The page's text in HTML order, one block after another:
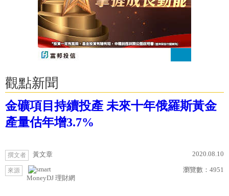
觀點新聞
金礦項目持續投產 未來十年俄羅斯黃金
產量估年增3.7%
撰文者 黃文章 2020.08.10
來源
MoneyDJ 理財網
瀏覽數： 4951